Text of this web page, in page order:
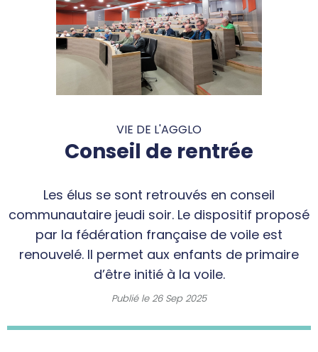
VIE DE L'AGGLO
Conseil de rentrée
Les élus se sont retrouvés en conseil
communautaire jeudi soir. Le dispositif proposé
par la fédération française de voile est
renouvelé. Il permet aux enfants de primaire
d’être initié à la voile.
Publié le26 Sep 2025